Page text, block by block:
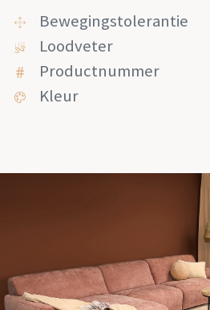
Bewegingstolerantie
Loodveter
Productnummer
Kleur